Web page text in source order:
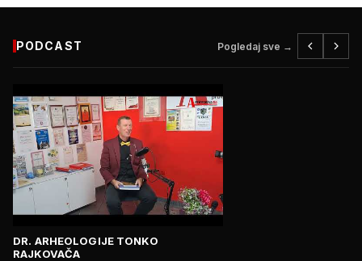
PODCAST Pogledaj sve →
DR. ARHEOLOGIJE TONKO
RAJKOVAČA